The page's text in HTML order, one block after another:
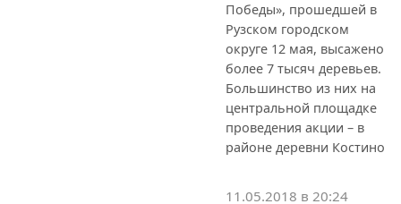
Победы», прошедшей в
Рузском городском
округе 12 мая, высажено
более 7 тысяч деревьев.
Большинство из них на
центральной площадке
проведения акции – в
районе деревни Костино
11.05.2018 в 20:24